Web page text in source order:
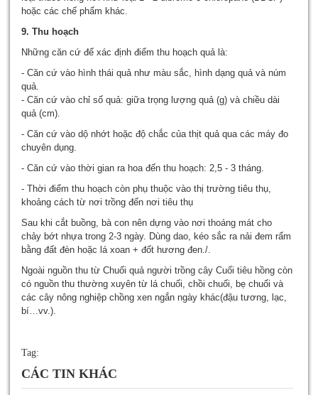
hoặc các chế phẩm khác.
9. Thu hoạch
Những căn cứ để xác định điểm thu hoạch quả là:
- Căn cứ vào hình thái quả như màu sắc, hình dạng quả và núm
quả.
- Căn cứ vào chỉ số quả: giữa trọng lượng quả (g) và chiều dài
quả (cm).
- Căn cứ vào dộ nhớt hoặc độ chắc của thịt quả qua các máy đo
chuyên dụng.
- Căn cứ vào thời gian ra hoa đến thu hoạch: 2,5 - 3 tháng.
- Thời điểm thu hoạch còn phụ thuộc vào thị trường tiêu thụ,
khoảng cách từ nơi trồng đến nơi tiêu thụ
Sau khi cắt buồng, bà con nên dựng vào nơi thoáng mát cho
chảy bớt nhựa trong 2-3 ngày. Dùng dao, kéo sắc ra nải đem rấm
bằng đất đèn hoặc lá xoan + đốt hương đen./.
Ngoài nguồn thu từ Chuối quả người trồng cây Cuối tiêu hồng còn
có nguồn thu thường xuyên từ lá chuối, chồi chuối, bẹ chuối và
các cây nông nghiệp chồng xen ngắn ngày khác(đậu tương, lạc,
bí…vv.).
Tag:
CÁC TIN KHÁC